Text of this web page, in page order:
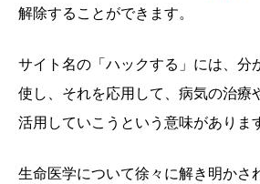
解除することができます。
サイト名の「ハックする」には、分
使し、それを応用して、病気の治療
活用していこうという意味がありま
生命医学について徐々に解き明かさ